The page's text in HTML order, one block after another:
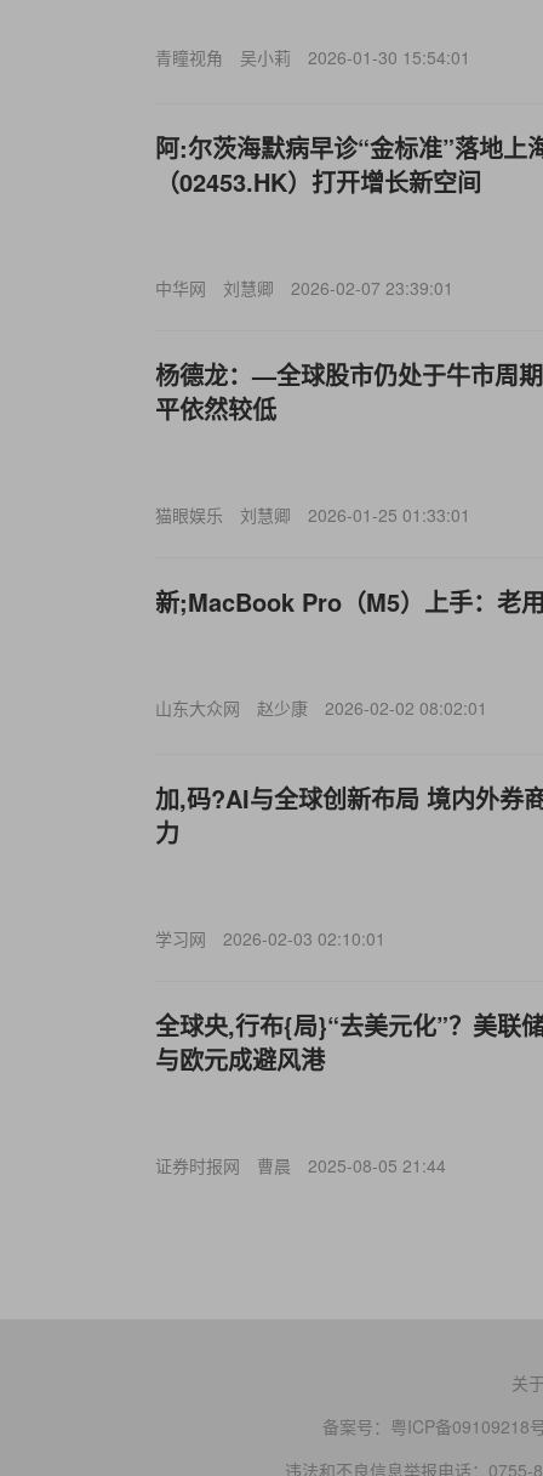
青瞳视角 吴小莉 2026-01-30 15:54:01
阿:尔茨海默病早诊“金标准”落地上
（02453.HK）打开增长新空间
中华网 刘慧卿 2026-02-07 23:39:01
杨德龙：—全球股市仍处于牛市周
平依然较低
猫眼娱乐 刘慧卿 2026-01-25 01:33:01
新;MacBook Pro（M5）上手：老
山东大众网 赵少康 2026-02-02 08:02:01
加,码?AI与全球创新布局 境内外券
力
学习网 2026-02-03 02:10:01
全球央,行布{局}“去美元化”？美联
与欧元成避风港
证券时报网 曹晨 2025-08-05 21:44
关
备案号： 粤ICP备09109218
违法和不良信息举报电话：0755-